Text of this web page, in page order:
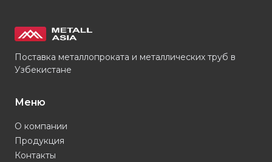
Поставка металлопроката и металлических труб в
Узбекистане
Меню
О компании
Продукция
Контакты